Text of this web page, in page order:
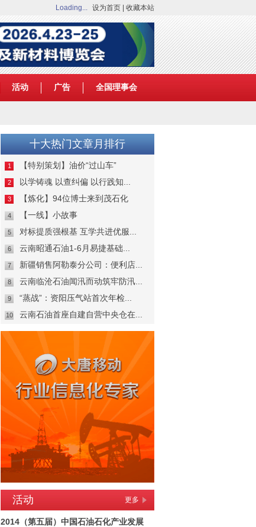
Loading... 设为首页 收藏本站
活动 广告 全国理事会
十大热门文章月排行
1 【特别策划】油价“过山车”
2 以学铸魂 以查纠偏 以行践知...
3 【炼化】94位博士来到茂石化
4 【一线】小故事
5 对标提质强根基 互学共进优服...
6 云南昭通石油1-6月易捷基础...
7 新疆销售阿勒泰分公司：便利店...
8 云南临沧石油闻汛而动筑牢防汛...
9 “蒸战”：资阳压气站首次年检...
10 云南石油首座自建自营中央仓在...
活动 更多
2014（第五届）中国石油石化产业发展